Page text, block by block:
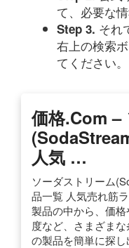
て、必要な
Step 3. それ
右上の検索
てください。
価格.com –
人気 …
ソーダストリーム
品一覧 人気売れ筋
製品の中から、価
度など、さまざま
の製品を簡単に探し